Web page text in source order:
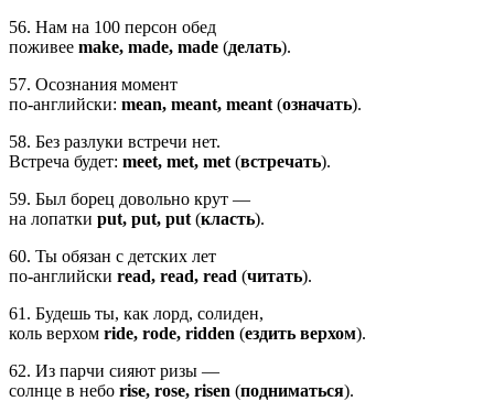
56. Нам на 100 персон обед
поживее make, made, made (делать).
57. Осознания момент
по-английски: mean, meant, meant (означать).
58. Без разлуки встречи нет.
Встреча будет: meet, met, met (встречать).
59. Был борец довольно крут —
на лопатки put, put, put (класть).
60. Ты обязан с детских лет
по-английски read, read, read (читать).
61. Будешь ты, как лорд, солиден,
коль верхом ride, rode, ridden (ездить верхом).
62. Из парчи сияют ризы —
солнце в небо rise, rose, risen (подниматься).